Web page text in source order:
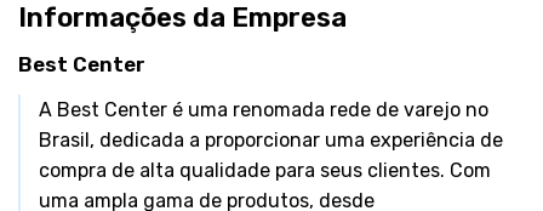
Informações da Empresa
Best Center
A Best Center é uma renomada rede de varejo no
Brasil, dedicada a proporcionar uma experiência de
compra de alta qualidade para seus clientes. Com
uma ampla gama de produtos, desde